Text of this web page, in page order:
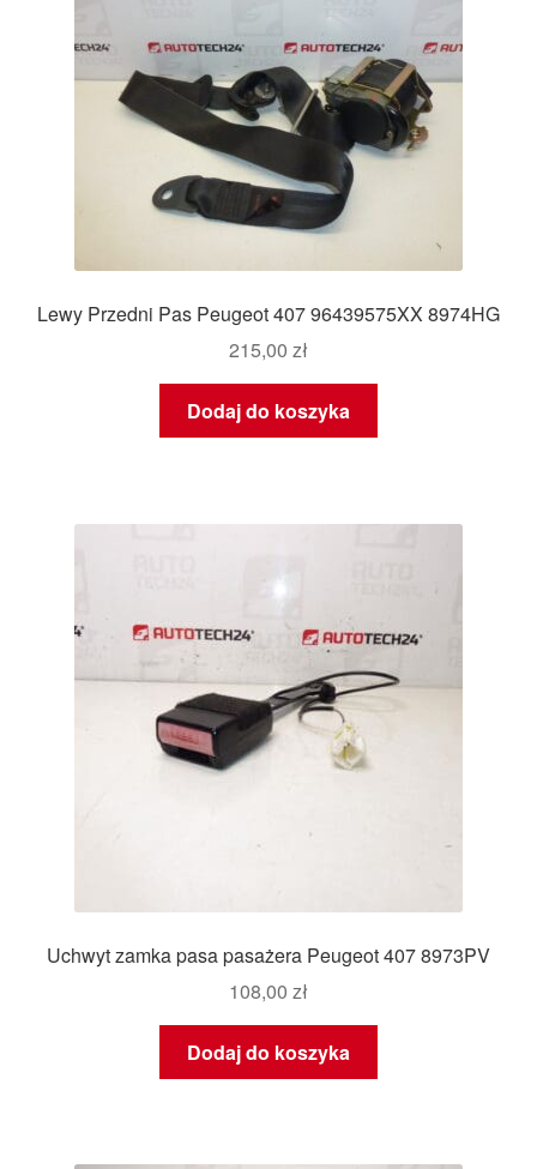
Lewy Przedni Pas Peugeot 407 96439575XX 8974HG
215,00 zł
Dodaj do koszyka
Uchwyt zamka pasa pasażera Peugeot 407 8973PV
108,00 zł
Dodaj do koszyka